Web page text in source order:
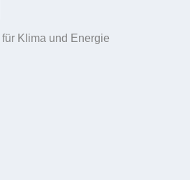
Klima und Energie